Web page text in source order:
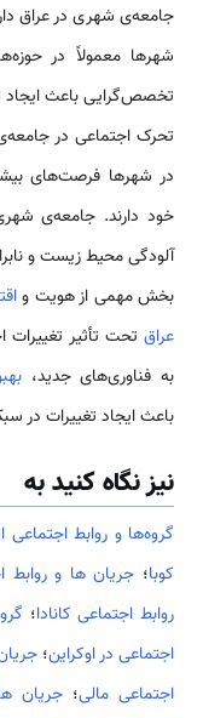
جامعه‌ی شهری در عراق
شهرها معمولاً در
تخصص‌گرایی باعث ایجاد
تحرک اجتماعی در
در شهرها فرصت‌های
خود دارند. جامعه‌ی
آلودگی محیط زیست و
بخش مهمی از هویت و
عراق تحت تأثیر
به فناوری‌های جدید،
باعث ایجاد تغییرات
نیز نگاه کنید به
گروه‌ها و روابط اجتماعی
کوبا؛ جریان ها و روابط
روابط اجتماعی کانادا؛
اجتماعی در اوکراین؛
اجتماعی مالی؛ جریان